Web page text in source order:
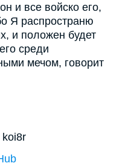
и все войско его,
Я распространю
и положен будет
среди
мечом, говорит
koi8r